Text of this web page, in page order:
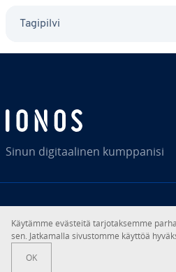
Tagipilvi
Sinun di­gi­taa­li­nen kump­pa­ni­si
© 2026IONOS SE
RSS LinkedIntiktok
Käytämme evästeitä tar­jo­tak­sem­me
sen. Jat­ka­mal­la si­vus­tom­me käyttöä
OK